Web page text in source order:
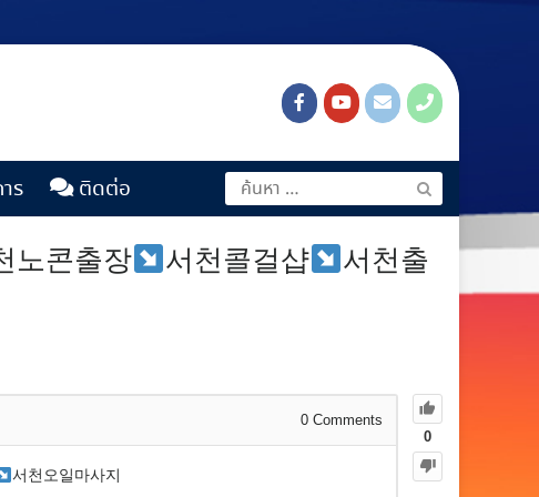
ร ติดต่อ
노콘출장 서천콜걸샵
서천출
0
0 Comments
서천오일마사지